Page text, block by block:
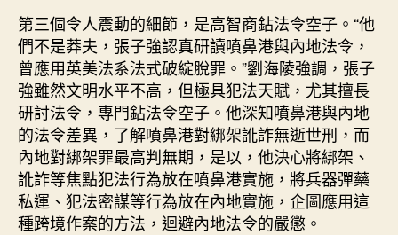
第三個令人震動的細節，是高智商鉆法令空子。“他
們不是莽夫，張子強認真研讀噴鼻港與內地法令，
曾應用英美法系法式破綻脫罪。”劉海陵強調，張子
強雖然文明水平不高，但極具犯法天賦，尤其擅長
研討法令，專門鉆法令空子。他深知噴鼻港與內地
的法令差異，了解噴鼻港對綁架訛詐無逝世刑，而
內地對綁架罪最高判無期，是以，他決心將綁架、
訛詐等焦點犯法行為放在噴鼻港實施，將兵器彈藥
私運、犯法密謀等行為放在內地實施，企圖應用這
種跨境作案的方法，迴避內地法令的嚴懲。